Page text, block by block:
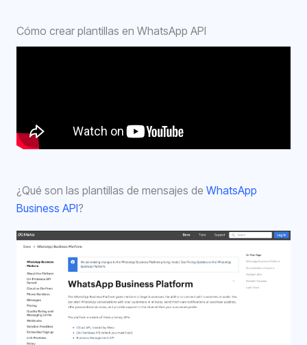
Cómo crear plantillas en WhatsApp API
¿Qué son las plantillas de mensajes de WhatsApp
Business API?